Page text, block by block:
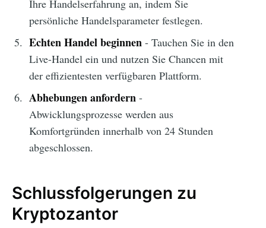
Ihre Handelserfahrung an, indem Sie
persönliche Handelsparameter festlegen.
Echten Handel beginnen- Tauchen Sie in den
Live-Handel ein und nutzen Sie Chancen mit
der effizientesten verfügbaren Plattform.
Abhebungen anfordern-
Abwicklungsprozesse werden aus
Komfortgründen innerhalb von 24 Stunden
abgeschlossen.
Schlussfolgerungen zu
Kryptozantor